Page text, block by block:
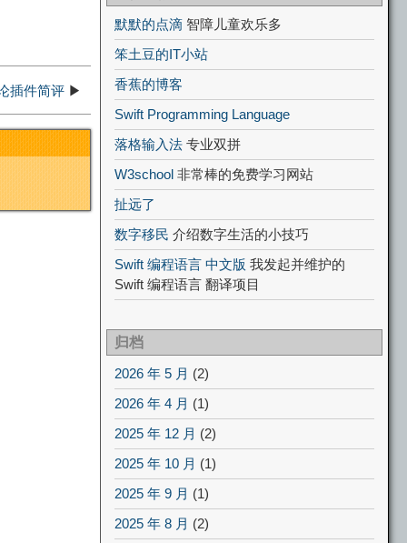
插件简评 ▶
默默的点滴 智障儿童欢乐多
笨土豆的IT小站
香蕉的博客
Swift Programming Language
落格输入法 专业双拼
W3school 非常棒的免费学习网站
扯远了
数字移民 介绍数字生活的小技巧
Swift 编程语言 中文版 我发起并维护的
Swift 编程语言 翻译项目
归档
2026 年 5 月 (2)
2026 年 4 月 (1)
2025 年 12 月 (2)
2025 年 10 月 (1)
2025 年 9 月 (1)
2025 年 8 月 (2)